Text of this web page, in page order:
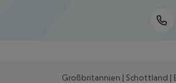
Großbritannien | Schottland |